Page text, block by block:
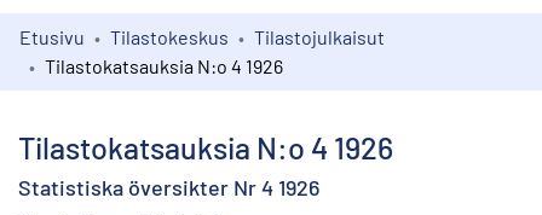
Kokoelmat
Etusivu Tilastokeskus
Tilastojulkaisut
Tilastokatsauksia N:o 4 1926
Tilastokatsauksia N:o 4 1926
Statistiska översikter Nr 4 1926